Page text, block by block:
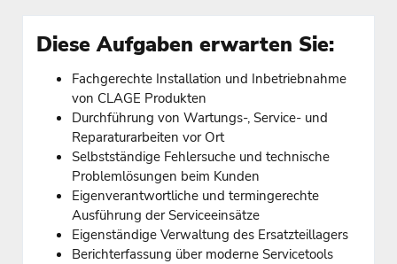
Diese Aufgaben erwarten Sie:
Fachgerechte Installation und Inbetriebnahme
von CLAGE Produkten
Durchführung von Wartungs-, Service- und
Reparaturarbeiten vor Ort
Selbstständige Fehlersuche und technische
Problemlösungen beim Kunden
Eigenverantwortliche und termingerechte
Ausführung der Serviceeinsätze
Eigenständige Verwaltung des Ersatzteillagers
Berichterfassung über moderne Servicetools